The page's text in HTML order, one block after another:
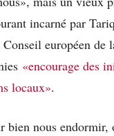
incarné par
européen de
«encourage des
locaux».
bien nous endormir,